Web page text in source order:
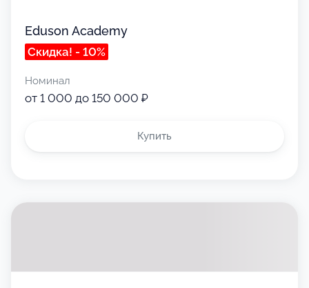
Eduson Academy
Скидка! - 10%
Номинал
от 1 000 до 150 000 ₽
Купить